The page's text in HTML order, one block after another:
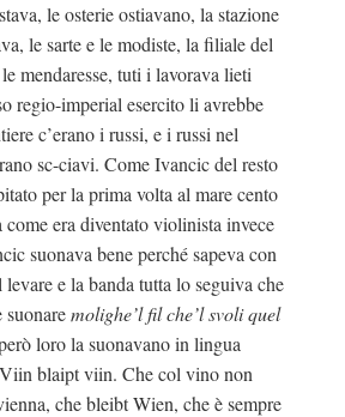
le osterie ostiavano, la stazione
le sarte e le modiste, la filiale del
mendaresse, tuti i lavorava lieti
regio-imperial esercito li avrebbe
c’erano i russi, e i russi nel
sc-ciavi. Come Ivancic del resto
per la prima volta al mare cento
era diventato violinista invece
suonava bene perché sapeva con
e la banda tutta lo seguiva che
suonaremolighe’l fil che’l svoli quel
loro la suonavano in lingua
blaipt viin. Che col vino non
che bleibt Wien, che è sempre